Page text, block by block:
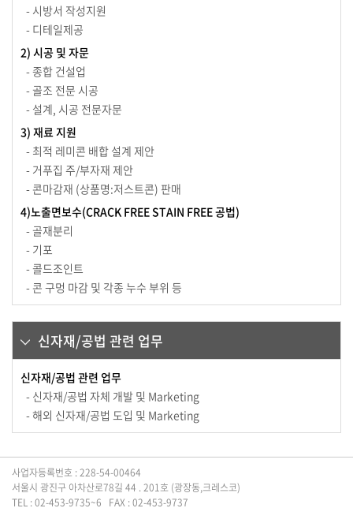
- 시방서 작성지원
- 디테일제공
2) 시공 및 자문
- 종합 건설업
- 골조 전문 시공
- 설계, 시공 전문자문
3) 재료 지원
- 최적 레미콘 배합 설계 제안
- 거푸집 주/부자재 제안
- 콘마감재 (상품명:저스트콘) 판매
4)노출면보수(CRACK FREE STAIN FREE 공법)
- 골재분리
- 기포
- 콜드조인트
- 콘 구멍 마감 및 각종 누수 부위 등
신자재/공법 관련 업무
신자재/공법 관련 업무
- 신자재/공법 자체 개발 및 Marketing
- 해외 신자재/공법 도입 및 Marketing
사업자등록번호 : 228-54-00464
서울시 광진구 아차산로78길 44 . 201호 (광장동,크레스코)
TEL : 02-453-9735~6 FAX : 02-453-9737